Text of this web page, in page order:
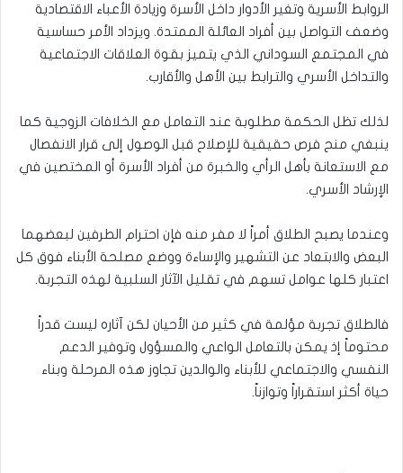
الروابط الأسرية وتغير الأدوار داخل الأسرة وزيادة الأعباء الاقتصادية
وضعف التواصل بين أفراد العائلة الممتدة. ويزداد الأمر حساسية
في المجتمع السوداني الذي يتميز بقوة العلاقات الاجتماعية
والتداخل الأسري والترابط بين الأهل والأقارب.
لذلك تظل الحكمة مطلوبة عند التعامل مع الخلافات الزوجية كما
ينبغي منح فرص حقيقية للإصلاح قبل الوصول إلى قرار الانفصال
مع الاستعانة بأهل الرأي والخبرة من أفراد الأسرة أو المختصين في
الإرشاد الأسري.
وعندما يصبح الطلاق أمراً لا مفر منه فإن احترام الطرفين لبعضهما
البعض والابتعاد عن التشهير والإساءة ووضع مصلحة الأبناء فوق كل
اعتبار كلها عوامل تسهم في تقليل الآثار السلبية لهذه التجربة.
فالطلاق تجربة مؤلمة في كثير من الأحيان لكن آثاره ليست قدراً
محتوماً إذ يمكن بالتعامل الواعي والمسؤول وتوفير الدعم
النفسي والاجتماعي للأبناء والوالدين تجاوز هذه المرحلة وبناء
حياة أكثر استقراراً وتوازناً.